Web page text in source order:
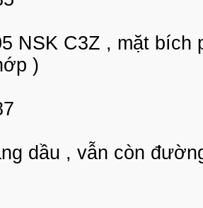
NSK C3Z , mặt bích
)
dầu , vẫn còn